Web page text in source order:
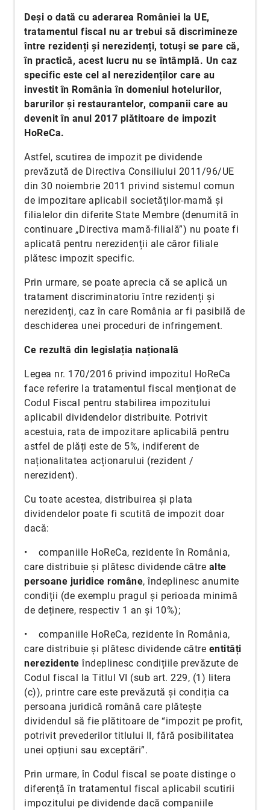
Deși o dată cu aderarea României la UE,
tratamentul fiscal nu ar trebui să discrimineze
între rezidenți și nerezidenți, totuși se pare că,
în practică, acest lucru nu se întâmplă. Un caz
specific este cel al nerezidenților care au
investit în România în domeniul hotelurilor,
barurilor și restaurantelor, companii care au
devenit în anul 2017 plătitoare de impozit
HoReCa.
Astfel, scutirea de impozit pe dividende
prevăzută de Directiva Consiliului 2011/96/UE
din 30 noiembrie 2011 privind sistemul comun
de impozitare aplicabil societăților-mamă și
filialelor din diferite State Membre (denumită în
continuare „Directiva mamă-filială”) nu poate fi
aplicată pentru nerezidenții ale căror filiale
plătesc impozit specific.
Prin urmare, se poate aprecia că se aplică un
tratament discriminatoriu între rezidenți și
nerezidenți, caz în care România ar fi pasibilă de
deschiderea unei proceduri de infringement.
Ce rezultă din legislația națională
Legea nr. 170/2016 privind impozitul HoReCa
face referire la tratamentul fiscal menționat de
Codul Fiscal pentru stabilirea impozitului
aplicabil dividendelor distribuite. Potrivit
acestuia, rata de impozitare aplicabilă pentru
astfel de plăți este de 5%, indiferent de
naționalitatea acționarului (rezident /
nerezident).
Cu toate acestea, distribuirea și plata
dividendelor poate fi scutită de impozit doar
dacă:
• companiile HoReCa, rezidente în România,
care distribuie și plătesc dividende către alte
persoane juridice române, îndeplinesc anumite
condiții (de exemplu pragul și perioada minimă
de deținere, respectiv 1 an și 10%);
• companiile HoReCa, rezidente în România,
care distribuie și plătesc dividende către entități
nerezidente îndeplinesc condițiile prevăzute de
Codul fiscal la Titlul VI (sub art. 229, (1) litera
(c)), printre care este prevăzută și condiția ca
persoana juridică română care plătește
dividendul să fie plătitoare de “impozit pe profit,
potrivit prevederilor titlului II, fără posibilitatea
unei opțiuni sau exceptări”.
Prin urmare, în Codul fiscal se poate distinge o
diferență în tratamentul fiscal aplicabil scutirii
impozitului pe dividende dacă companiile